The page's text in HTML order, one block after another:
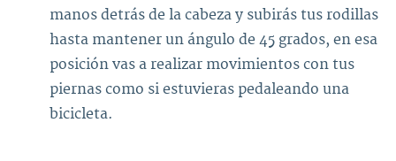
manos detrás de la cabeza y subirás tus rodillas
hasta mantener un ángulo de 45 grados, en esa
posición vas a realizar movimientos con tus
piernas como si estuvieras pedaleando una
bicicleta.